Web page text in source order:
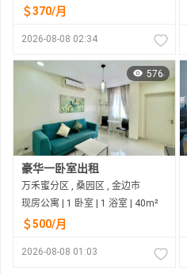
＄370/月
2026-08-08 02:34
576
豪华一卧室出租
万禾蜜分区 , 桑园区 , 金边市
现房公寓 | 1 卧室 | 1 浴室 | 40m²
＄500/月
2026-08-08 01:03